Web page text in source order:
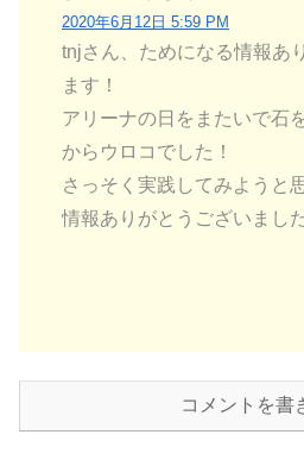
2020年6月12日 5:59 PM
tnjさん、ためになる情報あ
ます！
アリーナの日をまたいで石
からウロコでした！
さっそく実践してみようと
情報ありがとうございまし
コメントを書